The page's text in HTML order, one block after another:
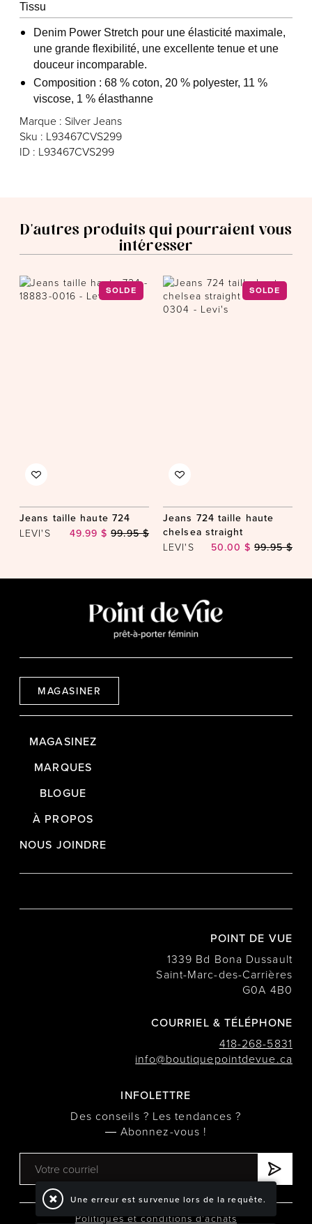
Tissu
Denim Power Stretch pour une élasticité maximale,
une grande flexibilité, une excellente tenue et une
douceur incomparable.
Composition : 68 % coton, 20 % polyester, 11 %
viscose, 1 % élasthanne
Marque : Silver Jeans
Sku : L93467CVS299
ID : L93467CVS299
D'autres produits qui pourraient vous
intéresser
SOLDE
Jeans taille haute 724
LEVI'S 49.99 $ 99.95 $
SOLDE
Jeans 724 taille haute
chelsea straight
LEVI'S 50.00 $ 99.95 $
MAGASINER
MAGASINEZ
MARQUES
BLOGUE
À PROPOS
NOUS JOINDRE
POINT DE VUE
1339 Bd Bona Dussault
Saint-Marc-des-Carrières
G0A 4B0
COURRIEL & TÉLÉPHONE
418-268-5831
info@boutiquepointdevue.ca
INFOLETTRE
Des conseils ? Les tendances ?
― Abonnez-vous !
Politiques et conditions d'achats
Une erreur est survenue lors de la requête.